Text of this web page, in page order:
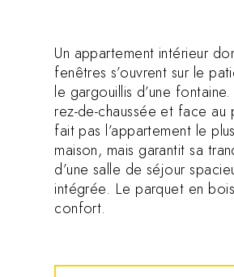
Un appartement intérieur
fenêtres s’ouvrent sur le
le gargouillis d’une
rez-de-chaussée et face au
fait pas l’appartement le
maison, mais garantit sa
d’une salle de séjour
intégrée. Le parquet en
confort.